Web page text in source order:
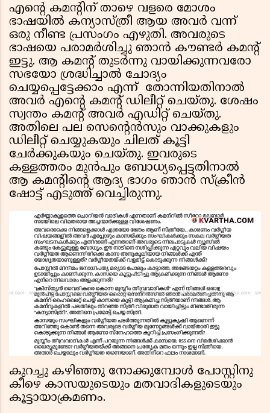
എന്റെ കമന്റിന് താഴെ വളരെ മോശം
ഭാഷയിൽ കന്യാസ്ത്രീ ആയ അവർ വന്ന്
ഒരു നീണ്ട പ്രസംഗം എഴുതി. അവരുടെ
ഭാഷയെ പരാമർശിച്ചു ഞാൻ കൗണ്ടർ കമന്റ്
ഇട്ടു. ആ കമന്റ് തുടർന്നു വായിക്കുന്നവരോ
സഭയോ ശ്രദ്ധിച്ചാൽ ചോദ്യം
ചെയ്യപ്പെട്ടേക്കാം എന്ന് തോന്നിയതിനാൽ
അവർ എന്റെ കമന്റ് ഡിലീറ്റ് ചെയ്തു. ശേഷം
സ്വന്തം കമന്റ് അവർ എഡിറ്റ്‌ ചെയ്തു.
അതിലെ പല സെന്റെൻസും വാക്കുകളും
ഡിലീറ്റ് ചെയ്യുകയും ചിലത് കൂട്ടി
ചേർക്കുകയും ചെയ്തു. ഇവരുടെ
കള്ളത്തരം മുൻപും ബോധ്യപ്പെട്ടതിനാൽ
ആ കമന്റിന്റെ ആദ്യ ഭാഗം ഞാൻ സ്ക്രീൻ
ഷോട്ട് എടുത്ത് വെച്ചിരുന്നു.
കുറച്ചു കഴിഞ്ഞു നോക്കുമ്പോൾ പോസ്റ്റിനു
കീഴെ കാസയുടെയും മതവാദികളുടെയും
കൂട്ടായാക്രമണം.